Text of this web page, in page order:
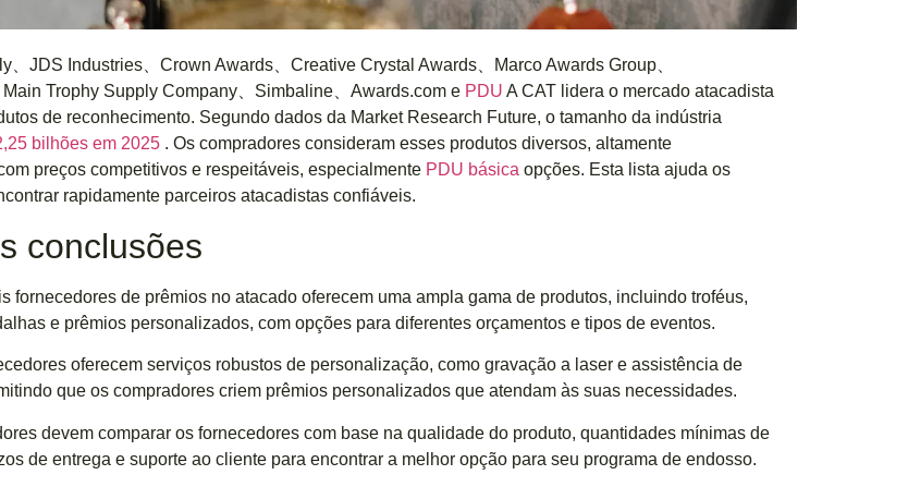
、JDS Industries、Crown Awards、Creative Crystal Awards、Marco Awards Group、
Trophy Supply Company、Simbaline、Awards.com e PDU A CAT lidera o mercado atacadista
de reconhecimento. Segundo dados da Market Research Future, o tamanho da indústria
bilhões em 2025 . Os compradores consideram esses produtos diversos, altamente
preços competitivos e respeitáveis, especialmente PDU básica opções. Esta lista ajuda os
rapidamente parceiros atacadistas confiáveis.
conclusões
fornecedores de prêmios no atacado oferecem uma ampla gama de produtos, incluindo troféus,
e prêmios personalizados, com opções para diferentes orçamentos e tipos de eventos.
oferecem serviços robustos de personalização, como gravação a laser e assistência de
que os compradores criem prêmios personalizados que atendam às suas necessidades.
devem comparar os fornecedores com base na qualidade do produto, quantidades mínimas de
de entrega e suporte ao cliente para encontrar a melhor opção para seu programa de endosso.